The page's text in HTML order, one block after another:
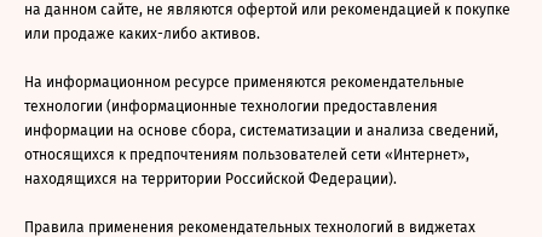
на данном сайте, не являются офертой или рекомендацией к покупке
или продаже каких-либо активов.
На информационном ресурсе применяются рекомендательные
технологии (информационные технологии предоставления
информации на основе сбора, систематизации и анализа сведений,
относящихся к предпочтениям пользователей сети «Интернет»,
находящихся на территории Российской Федерации).
Правила применения рекомендательных технологий в виджетах